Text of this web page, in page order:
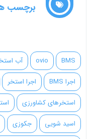
برچسب
BMS
ovio آب
اجرا BMS
اجرا استخر
استخرهای کشاورزی
اسید شویی
جکوزی